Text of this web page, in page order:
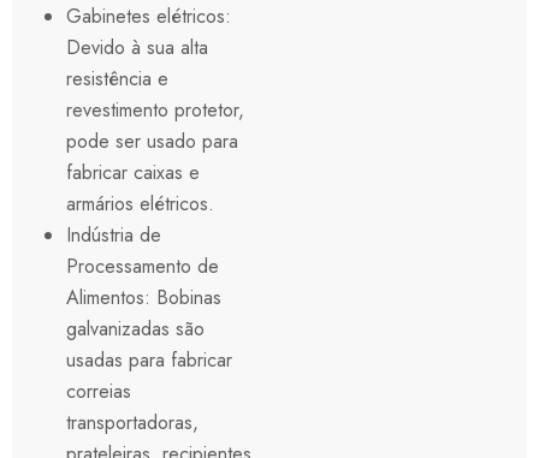
Gabinetes elétricos:
Devido à sua alta
resistência e
revestimento protetor,
pode ser usado para
fabricar caixas e
armários elétricos.
Indústria de
Processamento de
Alimentos: Bobinas
galvanizadas são
usadas para fabricar
correias
transportadoras,